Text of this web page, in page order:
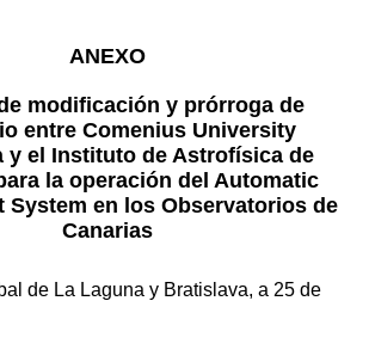
ANEXO
modificación y prórroga de
entre Comenius University
y el Instituto de Astrofísica de
la operación del Automatic
System en los Observatorios de
Canarias
de La Laguna y Bratislava, a 25 de